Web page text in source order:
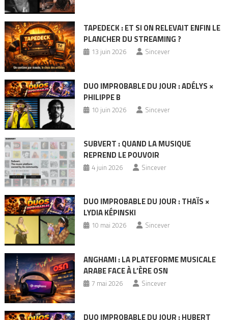
TAPEDECK : ET SI ON RELEVAIT ENFIN LE
PLANCHER DU STREAMING ?
13 juin 2026 Sincever
DUO IMPROBABLE DU JOUR : ADÉLYS ×
PHILIPPE B
10 juin 2026 Sincever
SUBVERT : QUAND LA MUSIQUE
REPREND LE POUVOIR
4 juin 2026 Sincever
DUO IMPROBABLE DU JOUR : THAÏS ×
LYDIA KÉPINSKI
10 mai 2026 Sincever
ANGHAMI : LA PLATEFORME MUSICALE
ARABE FACE À L’ÈRE OSN
7 mai 2026 Sincever
DUO IMPROBABLE DU JOUR : HUBERT